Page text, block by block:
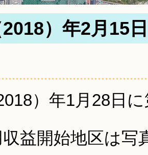
2018）年2月15
）年1月28日
益開始地区は